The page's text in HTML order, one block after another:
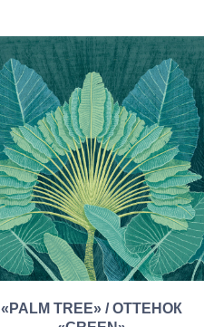
«PALM TREE» / ОТТЕНОК